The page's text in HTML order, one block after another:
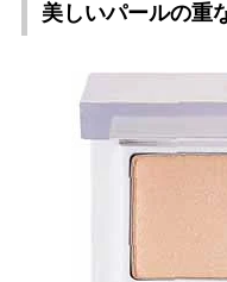
美しいパールの重